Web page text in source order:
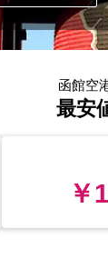
函館空
最安
￥